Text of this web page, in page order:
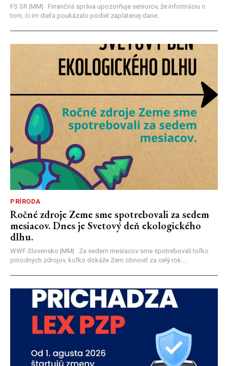
FS SR |MM| Finančná správa upozorňuje seniorov, že informáciu o
tom, či im dieťa poukázalo podiel zaplatenej dane...
PRÍRODA
Ročné zdroje Zeme sme spotrebovali za sedem
mesiacov. Dnes je Svetový deň ekologického
dlhu.
WWF Slovensko |MM| Za sedem mesiacov sme spotrebovali toľko
prírodných zdrojov, koľko dokáže Zem obnoviť za celý rok....